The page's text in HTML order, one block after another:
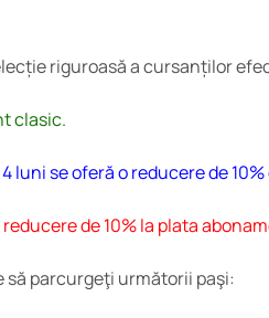
riguroasă a cursanților
clasic.
se oferă o reducere de
de 10% la plata
să parcurgeţi următorii paşi: